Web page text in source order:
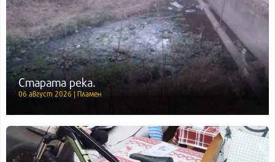
Старата река.
06 август 2026 | Пламен